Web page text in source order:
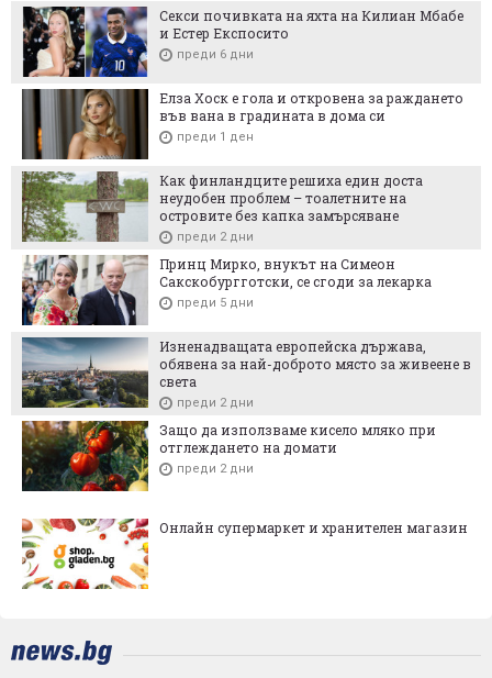
Секси почивката на яхта на Килиан Мбабе
и Естер Експосито
преди 6 дни
Елза Хоск е гола и откровена за раждането
във вана в градината в дома си
преди 1 ден
Как финландците решиха един доста
неудобен проблем – тоалетните на
островите без капка замърсяване
преди 2 дни
Принц Мирко, внукът на Симеон
Сакскобургготски, се сгоди за лекарка
преди 5 дни
Изненадващата европейска държава,
обявена за най-доброто място за живеене в
света
преди 2 дни
Защо да използваме кисело мляко при
отглеждането на домати
преди 2 дни
Онлайн супермаркет и хранителен магазин